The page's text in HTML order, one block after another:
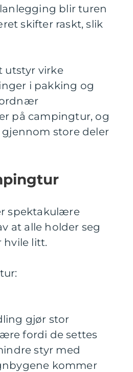
blir turen
skifter raskt, slik
utstyr virke
i pakking og
på campingtur, og
store deler
spektakulære
at alle holder seg
hvile litt.
gjør stor
fordi de settes
styr med
kommer